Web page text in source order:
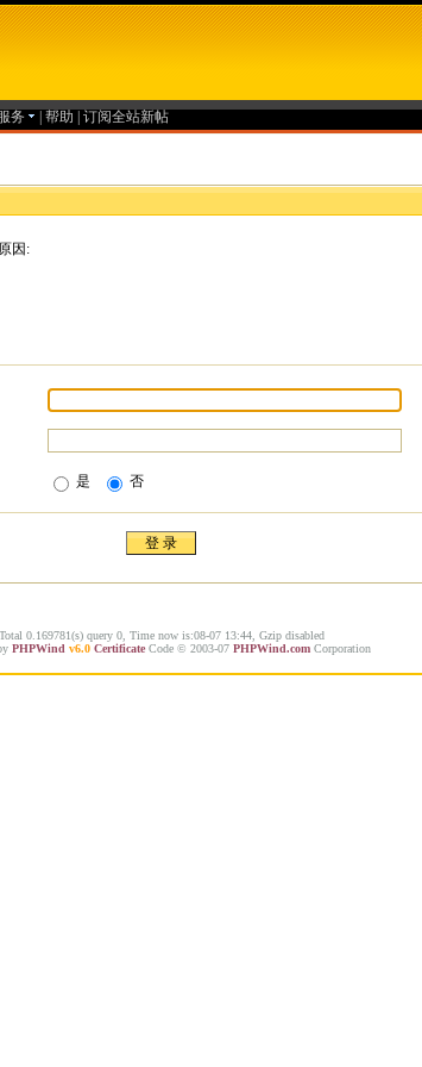
务 帮助 订阅全站新帖
因:
是 否
Total 0.169781(s) query 0, Time now is:08-07 13:44, Gzip disabled
PHPWind v6.0 Certificate Code © 2003-07 PHPWind.com Corporation